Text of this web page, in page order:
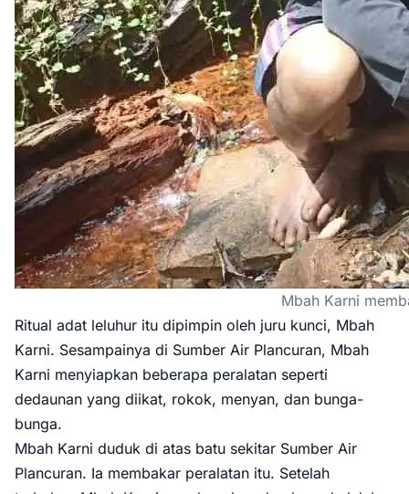
Mbah Karni
Ritual adat leluhur itu dipimpin oleh juru kunci, Mbah
Karni. Sesampainya di Sumber Air Plancuran, Mbah
Karni menyiapkan beberapa peralatan seperti
dedaunan yang diikat, rokok, menyan, dan bunga-
bunga.
Mbah Karni duduk di atas batu sekitar Sumber Air
Plancuran. Ia membakar peralatan itu. Setelah